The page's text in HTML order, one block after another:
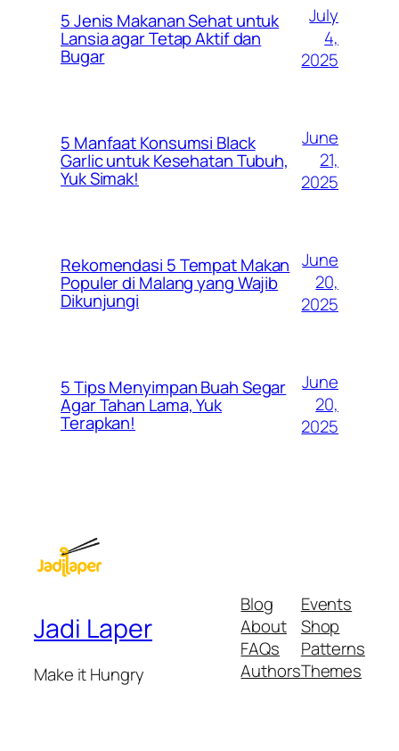
5 Jenis Makanan Sehat untuk
Lansia agar Tetap Aktif dan
Bugar
July
4,
2025
5 Manfaat Konsumsi Black
Garlic untuk Kesehatan Tubuh,
Yuk Simak!
June
21,
2025
Rekomendasi 5 Tempat Makan
Populer di Malang yang Wajib
Dikunjungi
June
20,
2025
5 Tips Menyimpan Buah Segar
Agar Tahan Lama, Yuk
Terapkan!
June
20,
2025
Jadi Laper
Make it Hungry
Blog
About
FAQs
Authors
Events
Shop
Patterns
Themes